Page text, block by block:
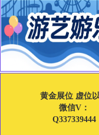
黄金展位 虚位
微信V：
Q337339444